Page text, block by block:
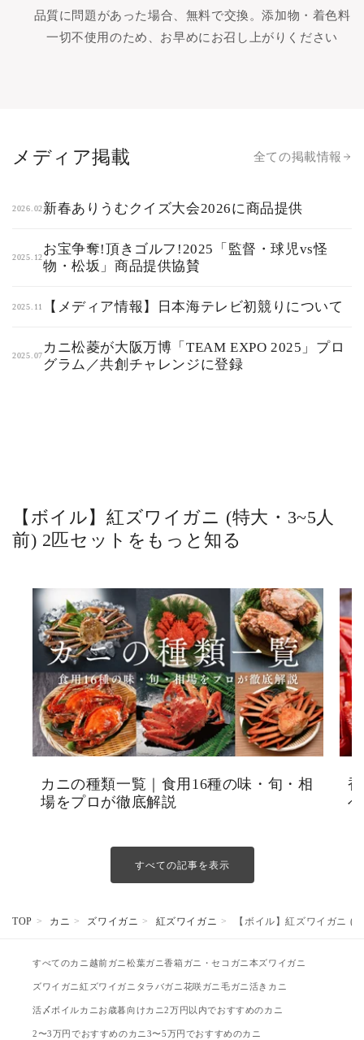
品質に問題があった場合、無料で交換。添加物・着色料
一切不使用のため、お早めにお召し上がりください
メディア掲載 全ての掲載情報
2026.02新春ありうむクイズ大会2026に商品提供
2025.12
お宝争奪!頂きゴルフ!2025「監督・球児vs怪
物・松坂」商品提供協賛
2025.11 【メディア情報】日本海テレビ初競りについて
2025.07
カニ松菱が大阪万博「TEAM EXPO 2025」プロ
グラム／共創チャレンジに登録
【ボイル】紅ズワイガニ (特大・3~5人
前) 2匹セットをもっと知る
カニの種類一覧｜食用16種の味・旬・相
場をプロが徹底解説
すべての記事を表示
TOP カニ ズワイガニ 紅ズワイガニ 【ボイル】紅ズワイガニ (
すべてのカニ 越前ガニ松葉ガニ香箱ガニ・セコガニ本ズワイガニ
ズワイガニ紅ズワイガニ タラバガニ花咲ガニ毛ガニ活きカニ
活〆ボイルカニお歳暮向けカニ2万円以内でおすすめのカニ
2〜3万円でおすすめのカニ3〜5万円でおすすめのカニ